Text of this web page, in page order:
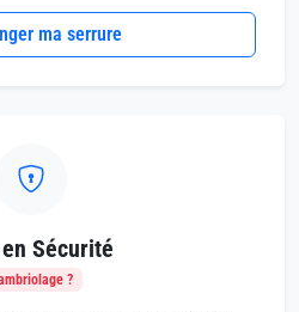
ma serrure
Sécurité
?